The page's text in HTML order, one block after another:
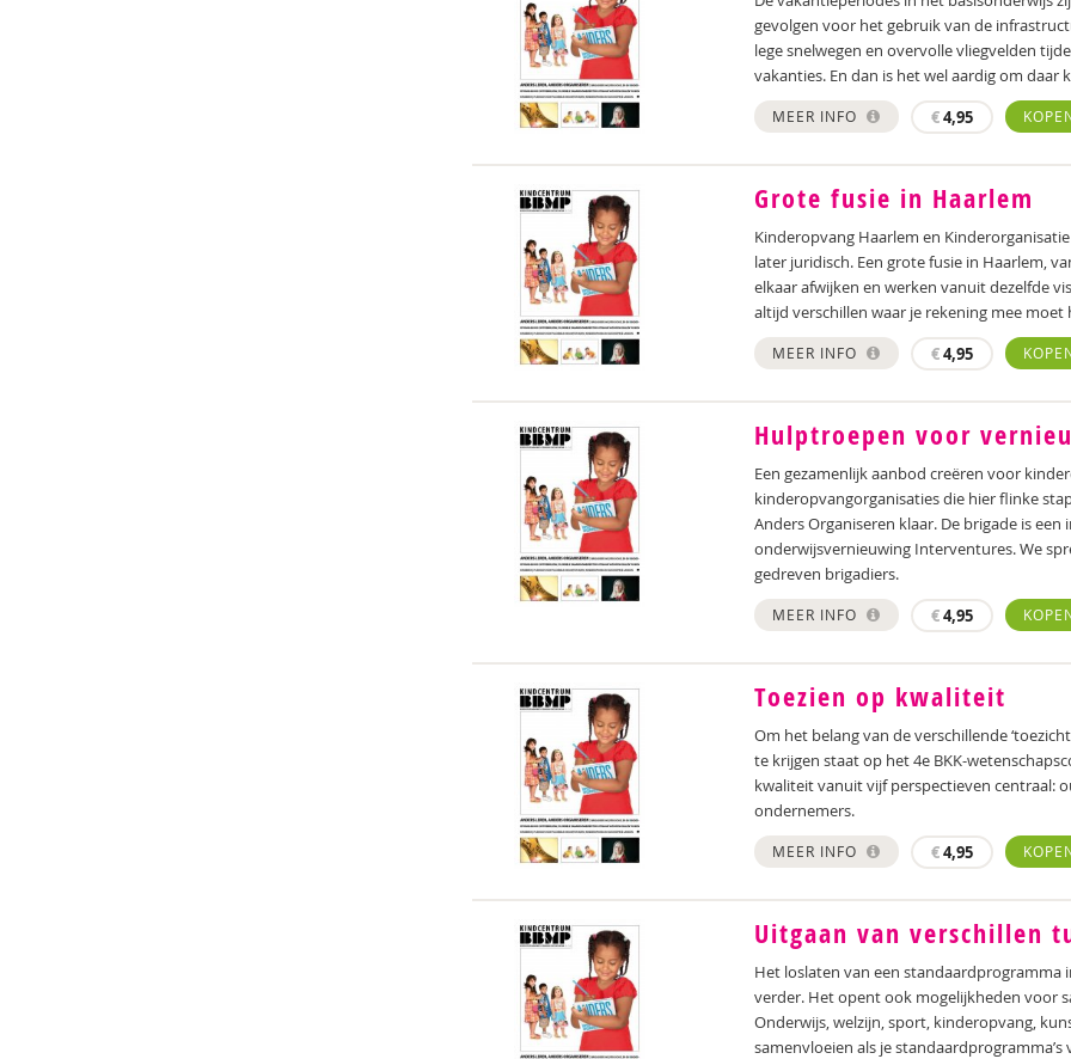
gevolgen voor het gebruik van de
lege snelwegen en overvolle vliegvelden
vakanties. En dan is het wel aardig om
MEER INFO €4,95
Grote fusie in Haarlem
Kinderopvang Haarlem en
later juridisch. Een grote fusie in Haarlem,
elkaar afwijken en werken vanuit dezelfde
altijd verschillen waar je rekening mee moet
MEER INFO €4,95
Hulptroepen voor
Een gezamenlijk aanbod creëren voor
kinderopvangorganisaties die hier flinke
Anders Organiseren klaar. De brigade is
onderwijsvernieuwing Interventures. We
gedreven brigadiers.
MEER INFO €4,95
Toezien op kwaliteit
Om het belang van de verschillende
te krijgen staat op het 4e BKK-
kwaliteit vanuit vijf perspectieven centraal:
ondernemers.
MEER INFO €4,95
Uitgaan van verschillen
Het loslaten van een
verder. Het opent ook mogelijkheden voor
Onderwijs, welzijn, sport, kinderopvang,
samenvloeien als je standaardprogramma’s